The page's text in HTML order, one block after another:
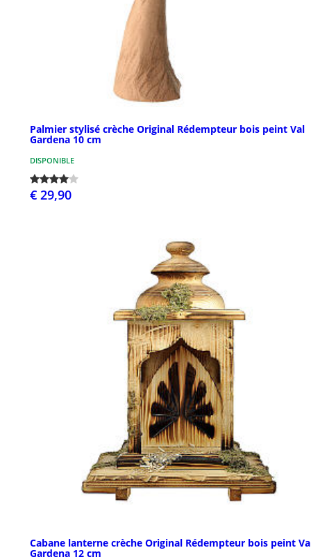
Palmier stylisé crèche Original Rédempteur bois peint Val
Gardena 10 cm
DISPONIBLE
€ 29,90
Cabane lanterne crèche Original Rédempteur bois peint
Gardena 12 cm